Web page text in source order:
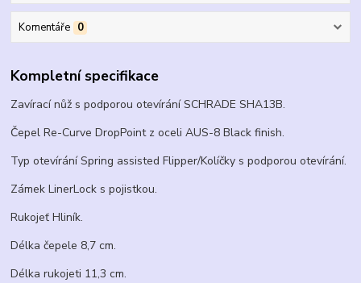
Komentáře 0
Kompletní specifikace
Zavírací nůž s podporou otevírání SCHRADE SHA13B.
Čepel Re-Curve DropPoint z oceli AUS-8 Black finish.
Typ otevírání Spring assisted Flipper/Kolíčky s podporou otevírání.
Zámek LinerLock s pojistkou.
Rukojeť Hliník.
Délka čepele 8,7 cm.
Délka rukojeti 11,3 cm.